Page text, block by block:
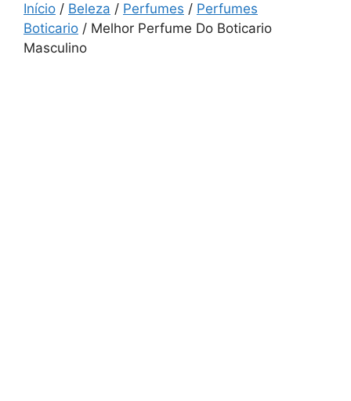
Início / Beleza / Perfumes / Perfumes
Boticario / Melhor Perfume Do Boticario
Masculino